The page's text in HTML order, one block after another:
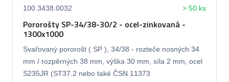
100.3438.0032 > 50 ks
Pororošty SP-34/38-30/2 - ocel-zinkovaná -
1300x1000
Svařovaný pororošt ( SP ), 34/38 - rozteče nosných 34
mm / rozpěrných 38 mm, výška 30 mm, síla 2 mm, ocel
S235JR (ST37.2 nebo také ČSN 11373